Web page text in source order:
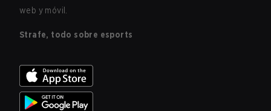
web y móvil.
Strafe, todo sobre esports